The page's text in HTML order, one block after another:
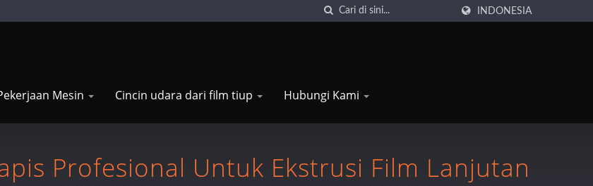
INDONESIA
Mesin Cincin udara dari film tiup Hubungi Kami
Profesional Untuk Ekstrusi Film Lanjutan